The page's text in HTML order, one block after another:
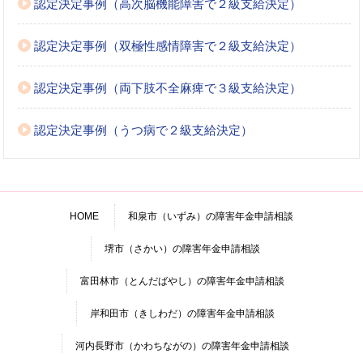
認定決定事例（高次脳機能障害で２級支給決定）
認定決定事例（双極性感情障害で２級支給決定）
認定決定事例（両下肢不全麻痺で３級支給決定）
認定決定事例（うつ病で２級支給決定）
HOME 和泉市（いずみ）の障害年金申請相談
堺市（さかい）の障害年金申請相談
富田林市（とんだばやし）の障害年金申請相談
岸和田市（きしわだ）の障害年金申請相談
河内長野市（かわちながの）の障害年金申請相談